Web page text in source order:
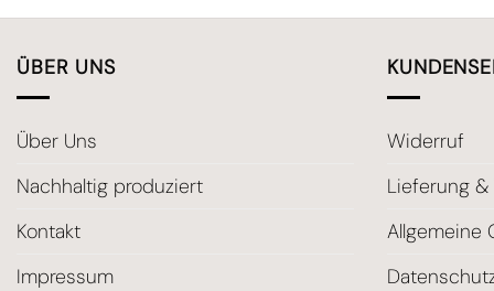
ÜBER UNS
Über Uns
Nachhaltig produziert
Kontakt
Impressum
Widerruf
Lieferung &
Allgemeine